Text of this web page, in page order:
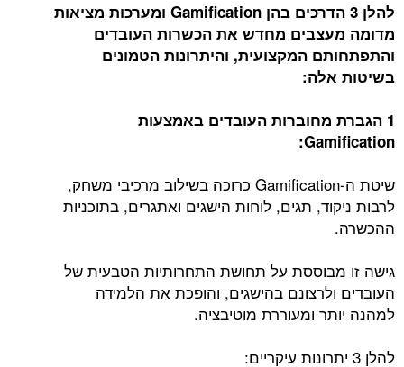
להלן 3 הדרכים בהן G amification
ומערכות מציאות
מדומה מעצבים מחדש את הכשרות העובדים
והתפתחותם המקצועית, והיתרונות הטמונים
בשיטות אלה:
1 הגברת מחוברות העובדים באמצעות
Gamification
:
שיטת ה-Gamification כרוכה בשילוב מרכיבי משחק,
לרבות ניקוד, תגים, לוחות הישגים ואתגרים, בתוכניות
ההכשרה.
גישה זו מבוססת על תחושת התחרותיות הטבעית של
העובדים ולרצונם בהישגים, והופכת את הלמידה
למהנה יותר ומעוררת מוטיבציה.
להלן 3 יתרונות עיקריים: